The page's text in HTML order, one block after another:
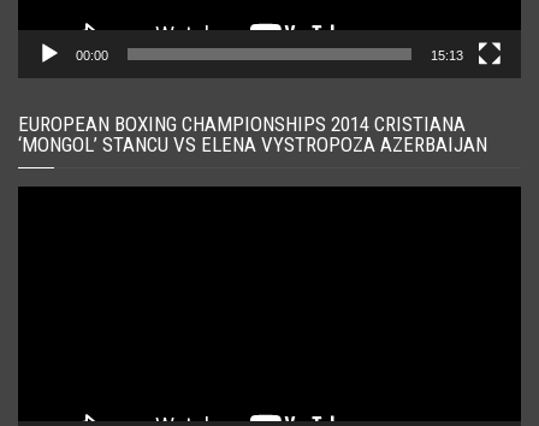
00:00 15:13
EUROPEAN BOXING CHAMPIONSHIPS 2014 CRISTIANA
‘MONGOL’ STANCU VS ELENA VYSTROPOZA AZERBAIJAN